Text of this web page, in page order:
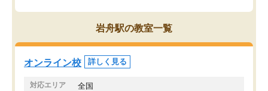
岩舟駅の教室一覧
オンライン校 詳しく見る
対応エリア 全国